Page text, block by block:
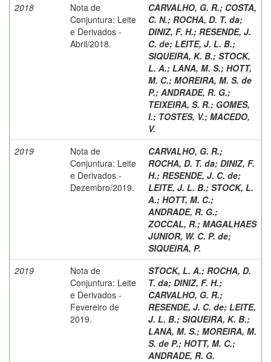
2018
Nota de
Conjuntura: Leite
e Derivados -
Abril/2018.
CARVALHO, G. R.; COSTA,
C. N.; ROCHA, D. T. da;
DINIZ, F. H.; RESENDE, J.
C. de; LEITE, J. L. B.;
SIQUEIRA, K. B.; STOCK,
L. A.; LANA, M. S.; HOTT,
M. C.; MOREIRA, M. S. de
P.; ANDRADE, R. G.;
TEIXEIRA, S. R.; GOMES,
I.; TOSTES, V.; MACEDO,
V.
2019
Nota de
Conjuntura: Leite
e Derivados -
Dezembro/2019.
CARVALHO, G. R.;
ROCHA, D. T. da; DINIZ, F.
H.; RESENDE, J. C. de;
LEITE, J. L. B.; STOCK, L.
A.; HOTT, M. C.;
ANDRADE, R. G.;
ZOCCAL, R.; MAGALHAES
JUNIOR, W. C. P. de;
SIQUEIRA, P.
2019
Nota de
Conjuntura: Leite
e Derivados -
Fevereiro de
2019.
STOCK, L. A.; ROCHA, D.
T. da; DINIZ, F. H.;
CARVALHO, G. R.;
RESENDE, J. C. de; LEITE,
J. L. B.; SIQUEIRA, K. B.;
LANA, M. S.; MOREIRA, M.
S. de P.; HOTT, M. C.;
ANDRADE, R. G.